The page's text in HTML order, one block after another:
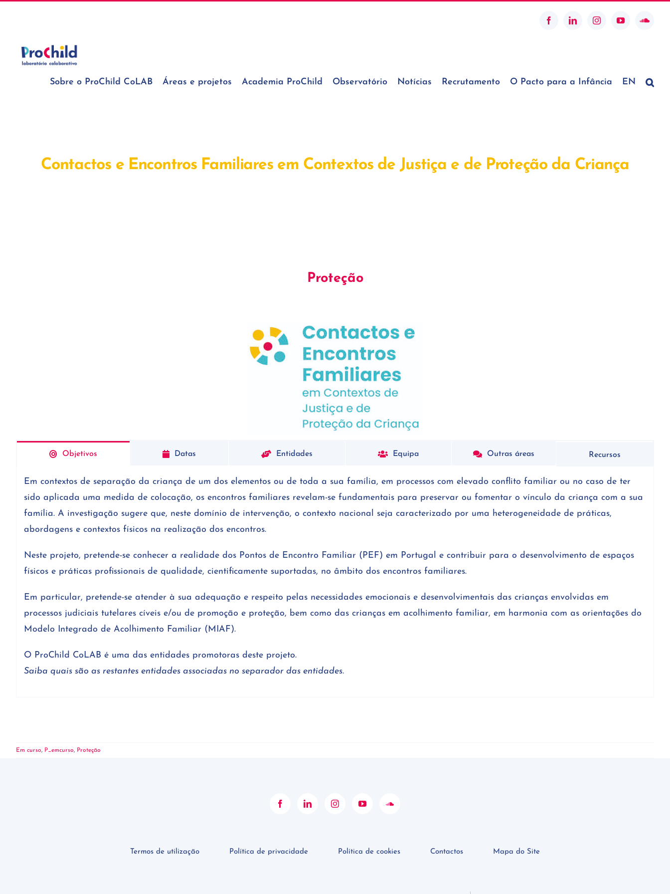
FacebookLinkedInInstagramYouTube
Sobre o ProChild CoLAB Áreas e projetos Academia ProChild Observatório Notícias Recrutamento O Pacto para a Infância EN
Contactos e Encontros Familiares em Contextos de Justiça e de Proteção da Criança
Proteção
Objetivos Datas Entidades Equipa Outras áreas Recursos
Em contextos de separação da criança de um dos elementos ou de toda a sua família, em processos com elevado conflito familiar ou no caso de ter
sido aplicada uma medida de colocação, os encontros familiares revelam-se fundamentais para preservar ou fomentar o vínculo da criança com a sua
família. A investigação sugere que, neste domínio de intervenção, o contexto nacional seja caracterizado por uma heterogeneidade de práticas,
abordagens e contextos físicos na realização dos encontros.
Neste projeto, pretende-se conhecer a realidade dos Pontos de Encontro Familiar (PEF) em Portugal e contribuir para o desenvolvimento de espaços
físicos e práticas profissionais de qualidade, cientificamente suportadas, no âmbito dos encontros familiares.
Em particular, pretende-se atender à sua adequação e respeito pelas necessidades emocionais e desenvolvimentais das crianças envolvidas em
processos judiciais tutelares cíveis e/ou de promoção e proteção, bem como das crianças em acolhimento familiar, em harmonia com as orientações do
Modelo Integrado de Acolhimento Familiar (MIAF).
O ProChild CoLAB é uma das entidades promotoras deste projeto.
Saiba quais são as restantes entidades associadas no separador das entidades.
Em curso, P_emcurso, Proteção
Termos de utilização Política de privacidade Política de cookies Contactos Mapa do Site